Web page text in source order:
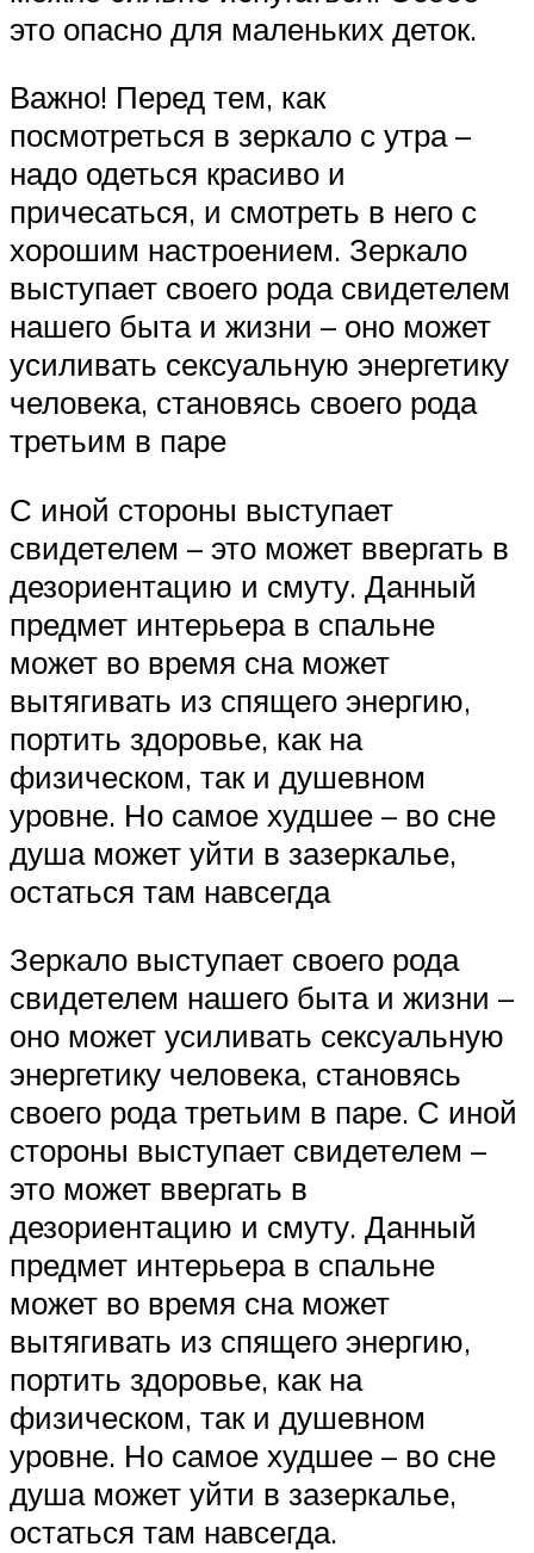
это опасно для маленьких деток.
Важно! Перед тем, как
посмотреться в зеркало с утра –
надо одеться красиво и
причесаться, и смотреть в него с
хорошим настроением. Зеркало
выступает своего рода свидетелем
нашего быта и жизни – оно может
усиливать сексуальную энергетику
человека, становясь своего рода
третьим в паре
С иной стороны выступает
свидетелем – это может ввергать в
дезориентацию и смуту. Данный
предмет интерьера в спальне
может во время сна может
вытягивать из спящего энергию,
портить здоровье, как на
физическом, так и душевном
уровне. Но самое худшее – во сне
душа может уйти в зазеркалье,
остаться там навсегда
Зеркало выступает своего рода
свидетелем нашего быта и жизни –
оно может усиливать сексуальную
энергетику человека, становясь
своего рода третьим в паре. С иной
стороны выступает свидетелем –
это может ввергать в
дезориентацию и смуту. Данный
предмет интерьера в спальне
может во время сна может
вытягивать из спящего энергию,
портить здоровье, как на
физическом, так и душевном
уровне. Но самое худшее – во сне
душа может уйти в зазеркалье,
остаться там навсегда.